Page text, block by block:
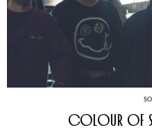
Colour Of